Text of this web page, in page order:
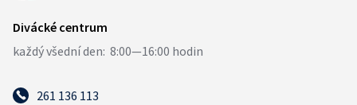
261 136 113